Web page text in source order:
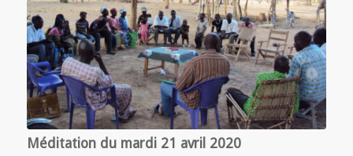
Méditation du mardi 21 avril 2020